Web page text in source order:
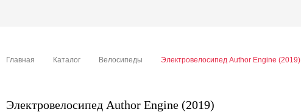
Главная Каталог Велосипеды Электровелосипед Author Engine (2019)
Электровелосипед Author Engine (2019)